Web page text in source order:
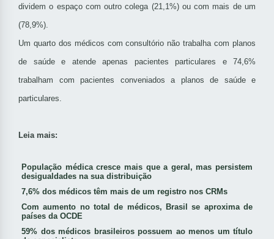
dividem o espaço com outro colega (21,1%) ou com mais de um
(78,9%).
Um quarto dos médicos com consultório não trabalha com planos
de saúde e atende apenas pacientes particulares e 74,6%
trabalham com pacientes conveniados a planos de saúde e
particulares.
Leia mais:
População médica cresce mais que a geral, mas persistem
desigualdades na sua distribuição
7,6% dos médicos têm mais de um registro nos CRMs
Com aumento no total de médicos, Brasil se aproxima de
países da OCDE
59% dos médicos brasileiros possuem ao menos um título